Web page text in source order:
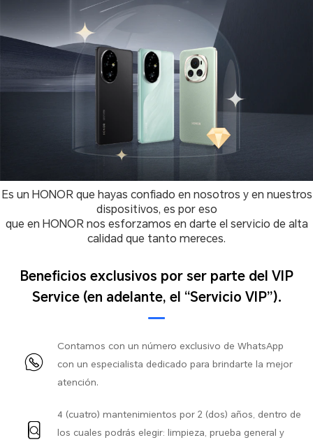
Es un HONOR que hayas confiado en nosotros y en nuestros
dispositivos, es por eso
que en HONOR nos esforzamos en darte el servicio de alta
calidad que tanto mereces.
Beneficios exclusivos por ser parte del VIP
Service (en adelante, el “Servicio VIP”).
Contamos con un número exclusivo de WhatsApp
con un especialista dedicado para brindarte la mejor
atención.
4 (cuatro) mantenimientos por 2 (dos) años, dentro de
los cuales podrás elegir: limpieza, prueba general y